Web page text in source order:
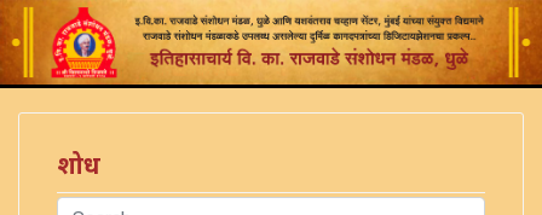
शोध
Search